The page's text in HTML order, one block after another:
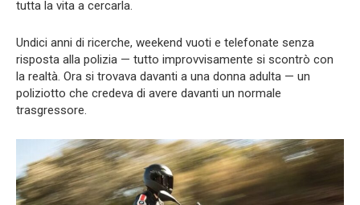
tutta la vita a cercarla.
Undici anni di ricerche, weekend vuoti e telefonate senza
risposta alla polizia — tutto improvvisamente si scontrò con
la realtà. Ora si trovava davanti a una donna adulta — un
poliziotto che credeva di avere davanti un normale
trasgressore.